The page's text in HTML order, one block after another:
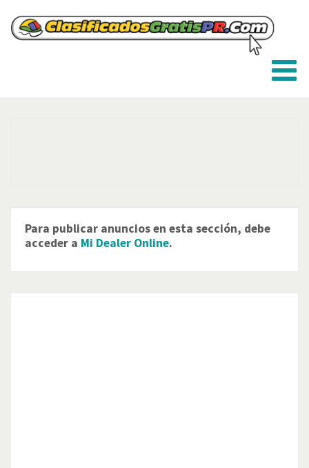
Para publicar anuncios en esta sección, debe
acceder a Mi Dealer Online.